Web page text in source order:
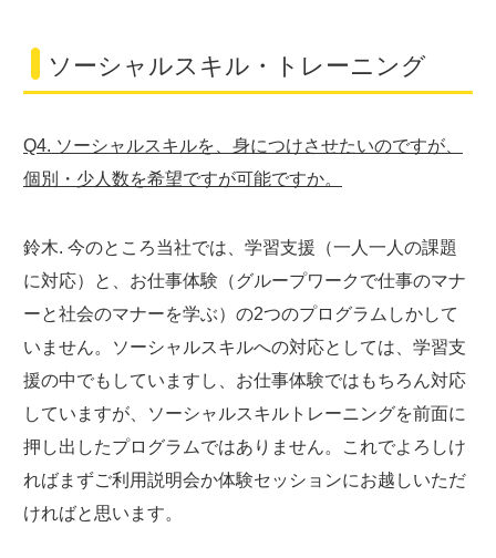
ソーシャルスキル・トレーニング
Q4. ソーシャルスキルを、身につけさせたいのですが、
個別・少人数を希望ですが可能ですか。
鈴木. 今のところ当社では、学習支援（一人一人の課題
に対応）と、お仕事体験（グループワークで仕事のマナ
ーと社会のマナーを学ぶ）の2つのプログラムしかして
いません。ソーシャルスキルへの対応としては、学習支
援の中でもしていますし、お仕事体験ではもちろん対応
していますが、ソーシャルスキルトレーニングを前面に
押し出したプログラムではありません。これでよろしけ
ればまずご利用説明会か体験セッションにお越しいただ
ければと思います。